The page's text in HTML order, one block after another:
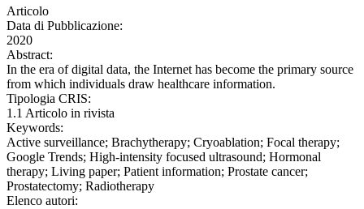
Articolo
Data di Pubblicazione:
2020
Abstract:
In the era of digital data, the Internet has become the primary source
from which individuals draw healthcare information.
Tipologia CRIS:
1.1 Articolo in rivista
Keywords:
Active surveillance; Brachytherapy; Cryoablation; Focal therapy;
Google Trends; High-intensity focused ultrasound; Hormonal
therapy; Living paper; Patient information; Prostate cancer;
Prostatectomy; Radiotherapy
Elenco autori: